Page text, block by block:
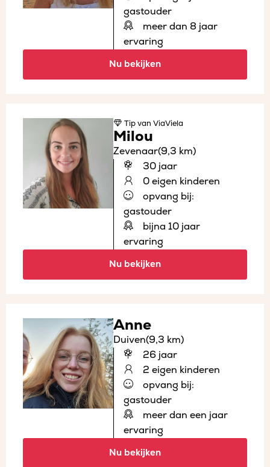
gastouder
meer dan 8 jaar
ervaring
Nu bekijken
Tipvan ViaViela
Milou
Zevenaar(9,3 km)
30 jaar
0 eigen kinderen
opvang bij:
gastouder
bijna 10 jaar
ervaring
Nu bekijken
Anne
Duiven(9,3 km)
26 jaar
2 eigen kinderen
opvang bij:
gastouder
meer dan een jaar
ervaring
Nu bekijken